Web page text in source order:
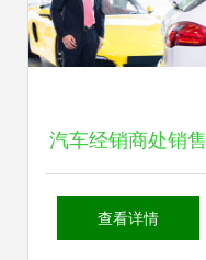
汽车经销商处销售
合同签署全攻略
查看详情